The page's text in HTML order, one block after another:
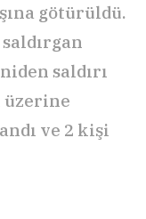
götürüldü.
saldırı
üzerine
ve 2 kişi